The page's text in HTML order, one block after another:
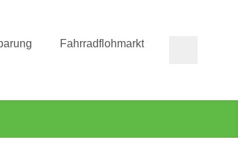
Fahrradflohmarkt